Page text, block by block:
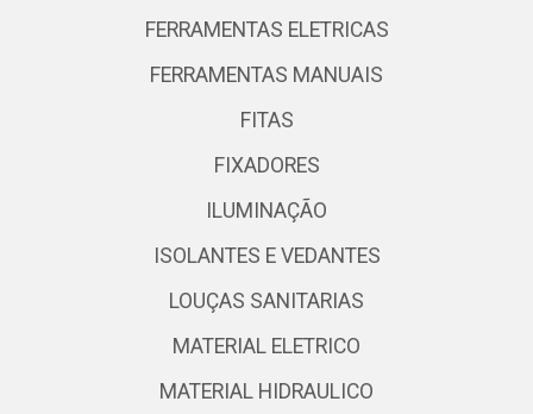
FERRAMENTAS ELETRICAS
FERRAMENTAS MANUAIS
FITAS
FIXADORES
ILUMINAÇÃO
ISOLANTES E VEDANTES
LOUÇAS SANITARIAS
MATERIAL ELETRICO
MATERIAL HIDRAULICO